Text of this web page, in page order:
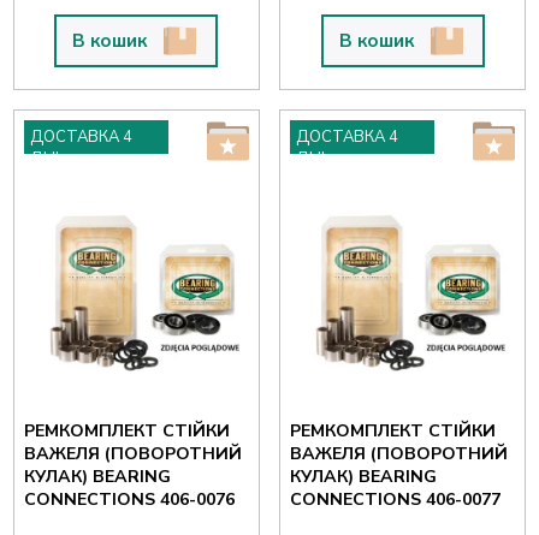
В кошик В кошик
ДОСТАВКА 4
ДНІ
РЕМКОМПЛЕКТ СТІЙКИ
ВАЖЕЛЯ (ПОВОРОТНИЙ
КУЛАК) BEARING
CONNECTIONS 406-0076
ДОСТАВКА 4
ДНІ
РЕМКОМПЛЕКТ СТІЙКИ
ВАЖЕЛЯ (ПОВОРОТНИЙ
КУЛАК) BEARING
CONNECTIONS 406-0077